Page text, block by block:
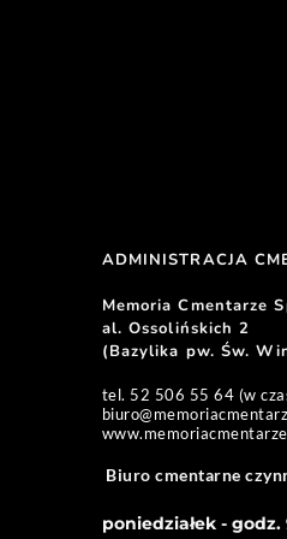
ADMINISTRACJA
Memoria Cmentarze
al. Ossolińskich 2
(Bazylika pw. Św.
tel. 52 506 55 64 (w
biuro
Biuro cmentarne
poniedziałek - godz.